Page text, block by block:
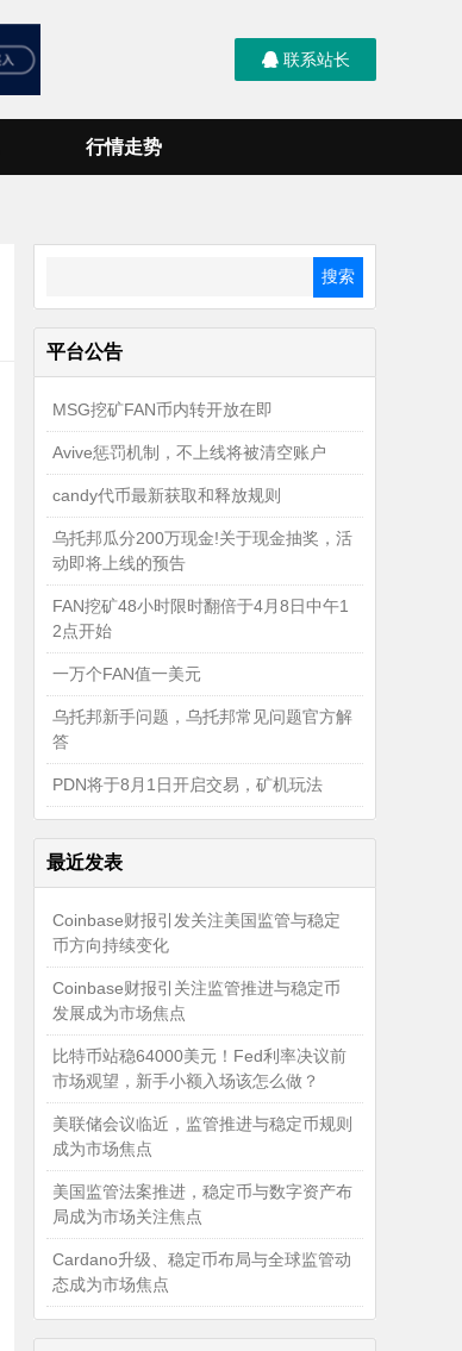
联系站长
行情走势
平台公告
MSG挖矿FAN币内转开放在即
Avive惩罚机制，不上线将被清空账户
candy代币最新获取和释放规则
乌托邦瓜分200万现金!关于现金抽奖，活
动即将上线的预告
FAN挖矿48小时限时翻倍于4月8日中午1
2点开始
一万个FAN值一美元
乌托邦新手问题，乌托邦常见问题官方解
答
PDN将于8月1日开启交易，矿机玩法
最近发表
Coinbase财报引发关注美国监管与稳定
币方向持续变化
Coinbase财报引关注监管推进与稳定币
发展成为市场焦点
比特币站稳64000美元！Fed利率决议前
市场观望，新手小额入场该怎么做？
美联储会议临近，监管推进与稳定币规则
成为市场焦点
美国监管法案推进，稳定币与数字资产布
局成为市场关注焦点
Cardano升级、稳定币布局与全球监管动
态成为市场焦点